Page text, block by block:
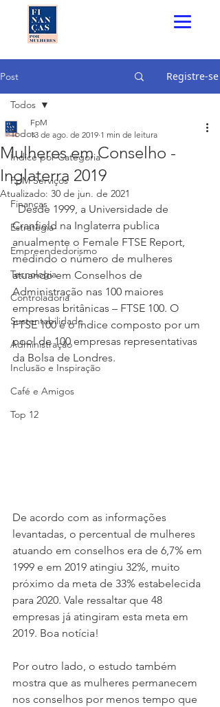
Post Registre-se
Todos
Índice por Categoria
FpM Serviços
Finanças
Estratégia
Empreendedorismo
Tecnologia
Controladoria
Sustentabilidade
Administração
Inclusão e Inspiração
Café e Amigos
Top 12
Todos
Mulheres em Conselho -
Inglaterra 2019
FpM
13 de ago. de 2019 1 min de leitura
Atualizado: 30 de jun. de 2021
  Desde 1999, a Universidade de
Cranfield na Inglaterra publica
anualmente o Female FTSE Report,
medindo o número de mulheres
atuando em Conselhos de
Administração nas 100 maiores
empresas britânicas – FTSE 100. O
FTSE 100 é o índice composto por um
pool de 100 empresas representativas
da Bolsa de Londres.
De acordo com as informações
levantadas, o percentual de mulheres
atuando em conselhos era de 6,7% em
1999 e em 2019 atingiu 32%, muito
próximo da meta de 33% estabelecida
para 2020. Vale ressaltar que 48
empresas já atingiram esta meta em
2019. Boa notícia!
Por outro lado, o estudo também
mostra que as mulheres permanecem
nos conselhos por menos tempo que